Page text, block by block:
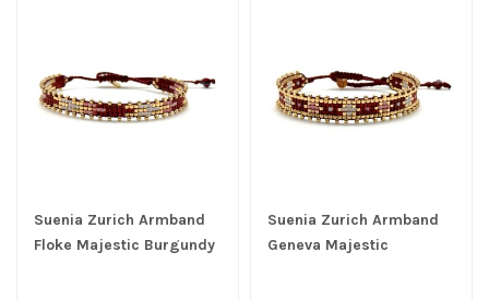
Suenia Zurich Armband
Floke Majestic Burgundy
Suenia Zurich Armband
Geneva Majestic